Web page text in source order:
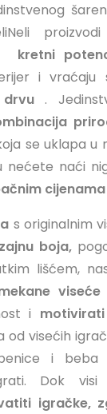
kretni
i vraćaju
.
se uklapa u
nećete naći
cijenama
s originalnim
boja,
lišćem,
viseće
i
od visećih
i beba
Dok
igračke,